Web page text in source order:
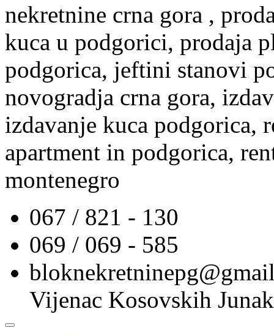
nekretnine crna gora ,
kuca u podgorici, prodaja
podgorica, jeftini stanovi
novogradja crna gora,
izdavanje kuca podgorica,
apartment in podgorica,
montenegro
067 / 821 - 130
069 / 069 - 585
Vijenac Kosovskih